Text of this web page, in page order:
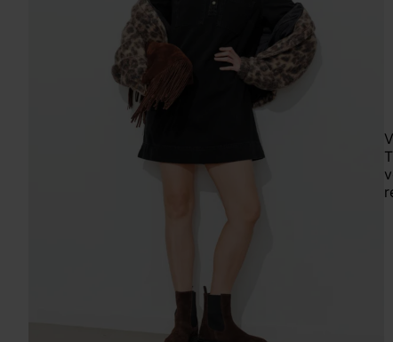
Vous trouvez votre allure trop sage face au miroir dans cette pièce monochrome pourtant incontournable ?